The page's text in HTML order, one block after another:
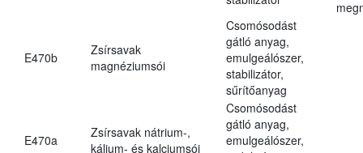
E470b
Zsírsavak
magnéziumsói
Csomósodást
gátló anyag,
emulgeálószer,
stabilizátor,
sűrítőanyag
E470a
Zsírsavak nátrium-,
kálium- és kalciumsói
Csomósodást
gátló anyag,
emulgeálószer,